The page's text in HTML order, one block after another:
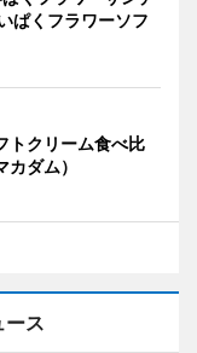
ぱくフラワーソフ
トクリーム食べ比
ダム）
ース